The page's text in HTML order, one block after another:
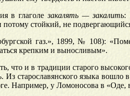
в глаголезакалять — закалить:
стойкий, не
газ.», 1899, № 108):
крепким и выносливым».
что и в традиции старого
. Из старославянского языка вошло
Например, у Ломоносова в